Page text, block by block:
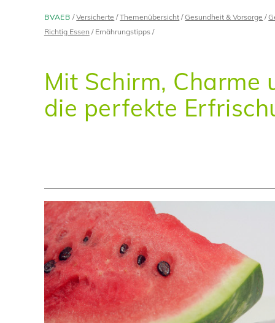
BVAEB Versicherte Themenübersicht Gesundheit & Vorsorge
Richtig Essen
Ernährungstipps
Mit Schirm, Charme
die perfekte